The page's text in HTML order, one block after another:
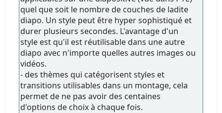
quel que soit le nombre de couches de ladite
diapo. Un style peut être hyper sophistiqué et
durer plusieurs secondes. L'avantage d'un
style est qu'il est réutilisable dans une autre
diapo avec n'importe quelles autres images ou
vidéos.
- des thèmes qui catégorisent styles et
transitions utilisables dans un montage, cela
permet de ne pas avoir des centaines
d'options de choix à chaque fois.